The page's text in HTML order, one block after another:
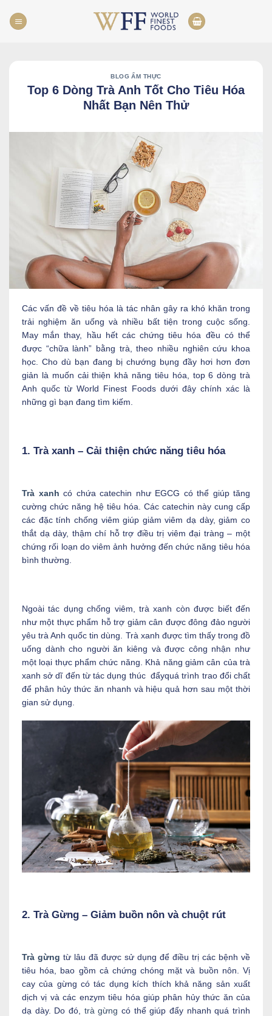
BLOG ẨM THỰC
Top 6 Dòng Trà Anh Tốt Cho Tiêu Hóa
Nhất Bạn Nên Thử
Các vấn đề về tiêu hóa là tác nhân gây ra khó khăn trong
trải nghiệm ăn uống và nhiều bất tiện trong cuộc sống.
May mắn thay, hầu hết các chứng tiêu hóa đều có thể
được “chữa lành” bằng trà, theo nhiều nghiên cứu khoa
học. Cho dù bạn đang bị chướng bụng đầy hơi hơn đơn
giản là muốn cải thiện khả năng tiêu hóa, top 6 dòng trà
Anh quốc từ World Finest Foods dưới đây chính xác là
những gì bạn đang tìm kiếm.
1. Trà xanh – Cải thiện chức năng tiêu hóa
Trà xanh có chứa catechin như EGCG có thể giúp tăng
cường chức năng hệ tiêu hóa. Các catechin này cung cấp
các đặc tính chống viêm giúp giảm viêm dạ dày, giảm co
thắt dạ dày, thậm chí hỗ trợ điều trị viêm đại tràng – một
chứng rối loạn do viêm ảnh hưởng đến chức năng tiêu hóa
bình thường.
Ngoài tác dụng chống viêm, trà xanh còn được biết đến
như một thực phẩm hỗ trợ giảm cân được đông đảo người
yêu trà Anh quốc tin dùng. Trà xanh được tìm thấy trong đồ
uống dành cho người ăn kiêng và được công nhận như
một loại thực phẩm chức năng. Khả năng giảm cân của trà
xanh sở dĩ đến từ tác dụng thúc đẩyquá trình trao đổi chất
để phân hủy thức ăn nhanh và hiệu quả hơn sau một thời
gian sử dụng.
2. Trà Gừng – Giảm buồn nôn và chuột rút
Trà gừng từ lâu đã được sử dụng để điều trị các bệnh về
tiêu hóa, bao gồm cả chứng chóng mặt và buồn nôn. Vị
cay của gừng có tác dụng kích thích khả năng sản xuất
dịch vị và các enzym tiêu hóa giúp phân hủy thức ăn của
dạ dày. Do đó, trà gừng có thể giúp đẩy nhanh quá trình